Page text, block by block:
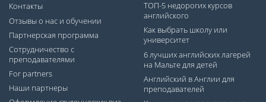
Контакты
Отзывы о нас и обучении
Партнерская программа
Сотрудничество с
преподавателями
For partners
Наши партнеры
ТОП-5 недорогих курсов
английского
Как выбрать школу или
университет
6 лучших английских лагерей
на Мальте для детей
Английский в Англии для
преподавателей